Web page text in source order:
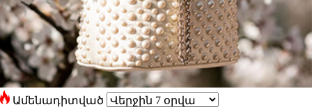
Ամենադիտված